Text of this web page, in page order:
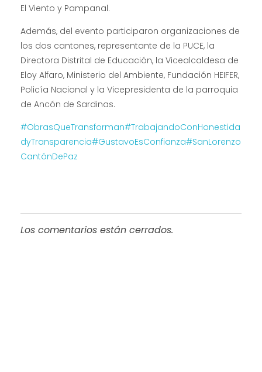
El Viento y Pampanal.
Además, del evento participaron organizaciones de
los dos cantones, representante de la PUCE, la
Directora Distrital de Educación, la Vicealcaldesa de
Eloy Alfaro, Ministerio del Ambiente, Fundación HEIFER,
Policía Nacional y la Vicepresidenta de la parroquia
de Ancón de Sardinas.
#ObrasQueTransforman#TrabajandoConHonestida
dyTransparencia#GustavoEsConfianza#SanLorenzo
CantónDePaz
Los comentarios están cerrados.